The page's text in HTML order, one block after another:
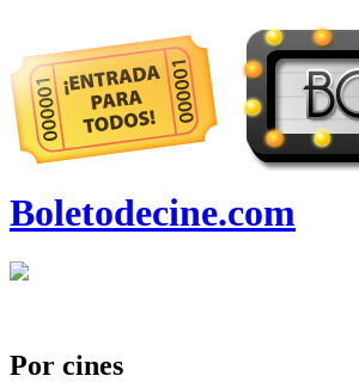
Boletodecine.com
Por cines